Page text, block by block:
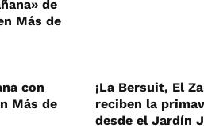
de
Más de
con
Más de
¡La Bersuit, El
reciben la
desde el Jardín